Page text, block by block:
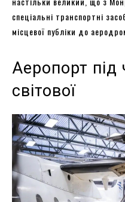
спеціальні транспортні
місцевої публіки до
Аеропорт під
світової